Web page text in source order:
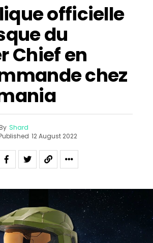
officielle
du
Chief en
chez
Shard
12 August 2022